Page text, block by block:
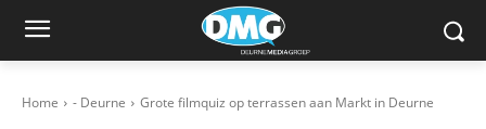
Home - Deurne Grote filmquiz op terrassen aan Markt in Deurne